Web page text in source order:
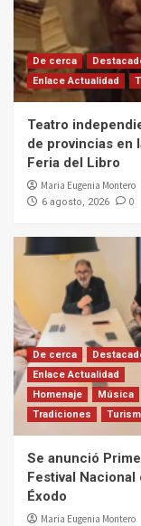
De cerca
Enlace Actualidad
Teatro
de provincias en
Feria del Libro
Maria Eugenia Montero
6 agosto, 2026 0
De cerca
Enlace Actualidad
Homenaje
Música
Tradiciones
Se anunció
Festival Nacional
Éxodo
Maria Eugenia Montero